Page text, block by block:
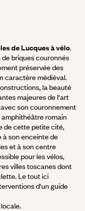
de Lucques à vélo.
briques couronnés
préservée des
caractère médiéval.
la beauté
majeures de l'art
son couronnement
romain
de cette petite cité,
à son enceinte de
et à son centre
pour les vélos,
villes toscanes dont
Le tout ici
d'un guide